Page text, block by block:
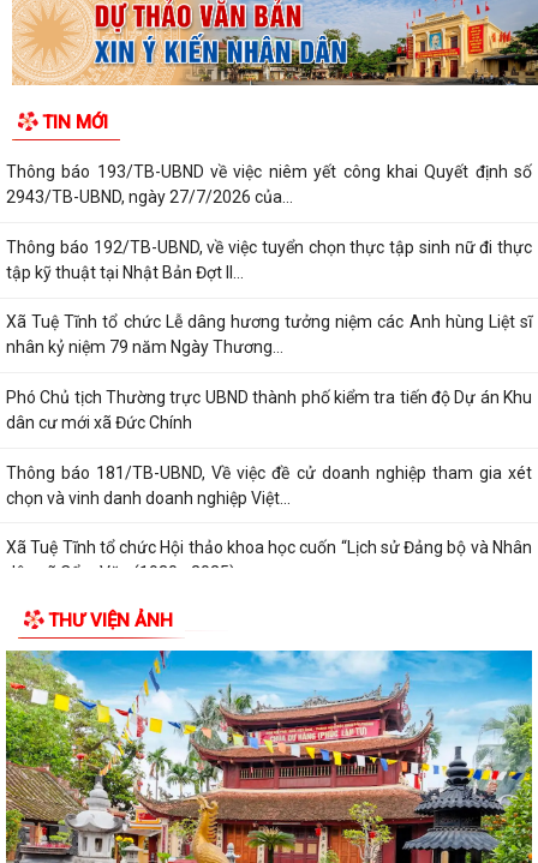
TIN MỚI
Thông báo 189/TB-UBND về việc tham gia Giải thưởng Chất lượng
Quốc Gia năm 2026
dưỡng, nhân viên chăm sóc đi làm tại...
Thông báo 193/TB-UBND về việc niêm yết công khai Quyết định số
2943/TB-UBND, ngày 27/7/2026 của...
Thông báo 192/TB-UBND, về việc tuyển chọn thực tập sinh nữ đi thực
tập kỹ thuật tại Nhật Bản Đợt II...
Xã Tuệ Tĩnh tổ chức Lễ dâng hương tưởng niệm các Anh hùng Liệt sĩ
nhân kỷ niệm 79 năm Ngày Thương...
Phó Chủ tịch Thường trực UBND thành phố kiểm tra tiến độ Dự án Khu
dân cư mới xã Đức Chính
Thông báo 181/TB-UBND, Về việc đề cử doanh nghiệp tham gia xét
chọn và vinh danh doanh nghiệp Việt...
Xã Tuệ Tĩnh tổ chức Hội thảo khoa học cuốn “Lịch sử Đảng bộ và Nhân
dân xã Cẩm Văn (1930 - 2025)
Nghị quyết điều chỉnh, bổ sung (lần 2) kế hoạch đầu tư công năm 2026
Kế hoạch 254 triển khai thực hiện Nghị định số 142/2026/NĐ-CP của
Chính phủ quy định chi tiết một...
Kỳ họp thứ Năm HĐND xã Tuệ Tĩnh khóa II xem xét nhiều nội dung
quan trọng về phát triển kinh tế -...
Xã Tuệ Tĩnh triển khai rà soát, đánh giá thành viên hộ nghèo, hộ cận
nghèo theo Nghị quyết số...
THƯ VIỆN ẢNH